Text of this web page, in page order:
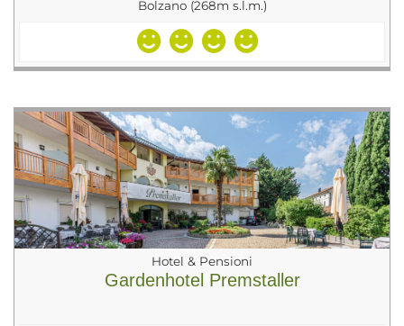
Bolzano (268m s.l.m.)
Hotel & Pensioni
Gardenhotel Premstaller